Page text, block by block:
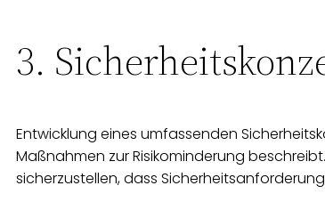
3.
Entwicklung eines umfassenden
Maßnahmen zur Risikominderung
sicherzustellen, dass